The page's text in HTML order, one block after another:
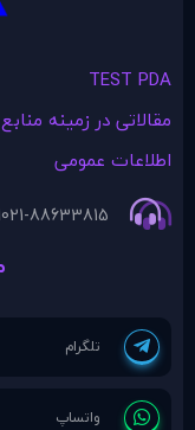
TEST PDA
مقالاتی در زمينه
اطلاعات عمومی
021-88633815